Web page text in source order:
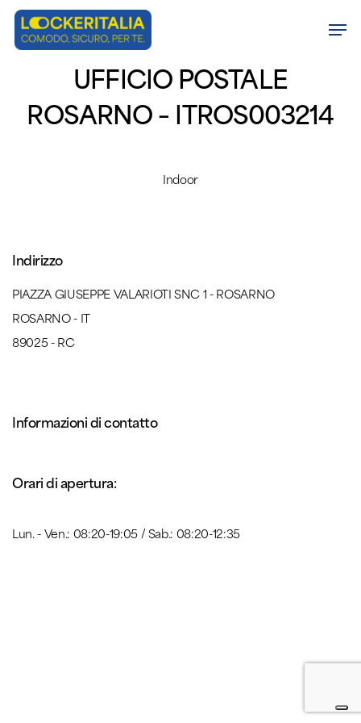
Skip
UFFICIO POSTALE
ROSARNO – ITROS003214
Indoor
Indirizzo
PIAZZA GIUSEPPE VALARIOTI SNC 1 - ROSARNO
ROSARNO - IT
89025 - RC
Informazioni di contatto
Orari di apertura:
Lun. - Ven.: 08:20-19:05 / Sab.: 08:20-12:35